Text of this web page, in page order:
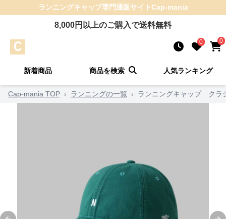
ランニングキャップ専門通販サイトCap-mania
8,000円以上のご購入で送料無料
0 0
新着商品 商品を検索 人気ランキング
Cap-mania TOP › ランニングの一覧 › ランニングキャップ クラ